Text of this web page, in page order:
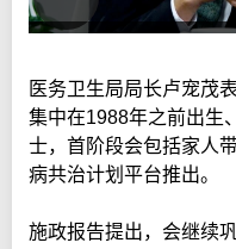
医务卫生局局长卢宠茂
集中在1988年之前出生
士，首阶段会包括家人
病共治计划平台推出。
施政报告提出，会继续